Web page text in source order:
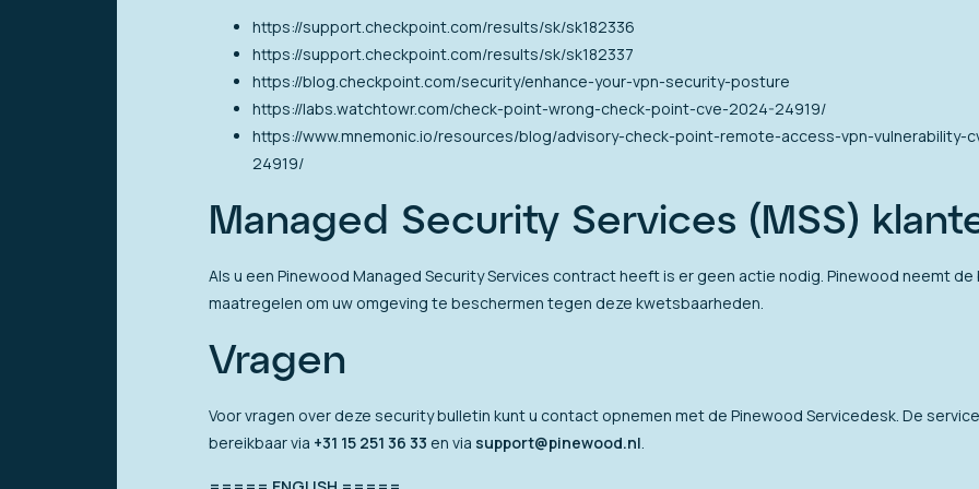
https://support.checkpoint.com/results/sk/sk182336
https://support.checkpoint.com/results/sk/sk182337
https://blog.checkpoint.com/security/enhance-your-vpn-security-posture
https://labs.watchtowr.com/check-point-wrong-check-point-cve-2024-24919/
https://www.mnemonic.io/resources/blog/advisory-check-point-remote-access-vpn-vulnerability-
24919/
Managed Security Services (MSS)
Als u een Pinewood Managed Security Services contract heeft is er geen actie nodig. Pinewood neemt
maatregelen om uw omgeving te beschermen tegen deze kwetsbaarheden.
Vragen
Voor vragen over deze security bulletin kunt u contact opnemen met de Pinewood Servicedesk. De
bereikbaar via +31 15 251 36 33 en via support@pinewood.nl.